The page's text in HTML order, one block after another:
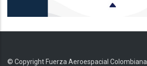
© Copyright Fuerza Aeroespacial Colombiana